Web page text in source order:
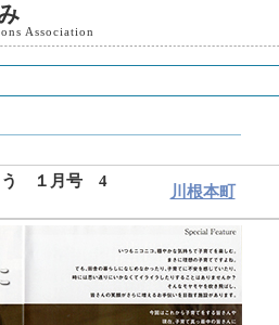
Association
う １月号 4
川根本町